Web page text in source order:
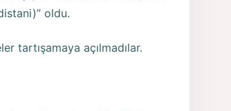
oldu.
tartışamaya açılmadılar.